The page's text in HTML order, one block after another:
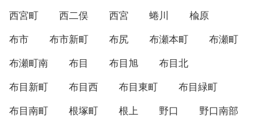
西宮町
西二俣 西宮 蜷川
楡原
布市
布市新町 布尻 布瀬本町
布瀬町
布瀬町南
布目 布目旭
布目北
布目新町
布目西 布目東町
布目緑町
布目南町
根塚町 根上 野口
野口南部